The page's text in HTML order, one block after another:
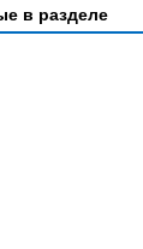
в разделе